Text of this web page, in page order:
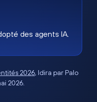
des agents IA.
2026, Idira par Palo
2026.